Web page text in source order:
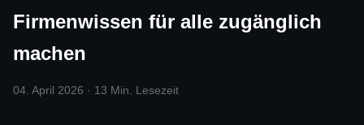
Firmenwissen für alle zugänglich
machen
04. April 2026 · 13 Min. Lesezeit